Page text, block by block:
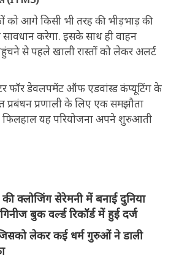
को आगे किसी भी तरह की भीड़भाड़ की
सावधान करेगा. इसके साथ ही वाहन
से पहले खाली रास्तों को लेकर अलर्ट
फॉर डेवलपमेंट ऑफ एडवांस्ड कंप्यूटिंग के
प्रबंधन प्रणाली के लिए एक समझौता
फिलहाल यह परियोजना अपने शुरुआती
क्लोजिंग सेरेमनी में बनाई दुनिया
बुक वर्ल्ड रिकॉर्ड में हुई दर्ज
लेकर कई धर्म गुरुओं ने डाली